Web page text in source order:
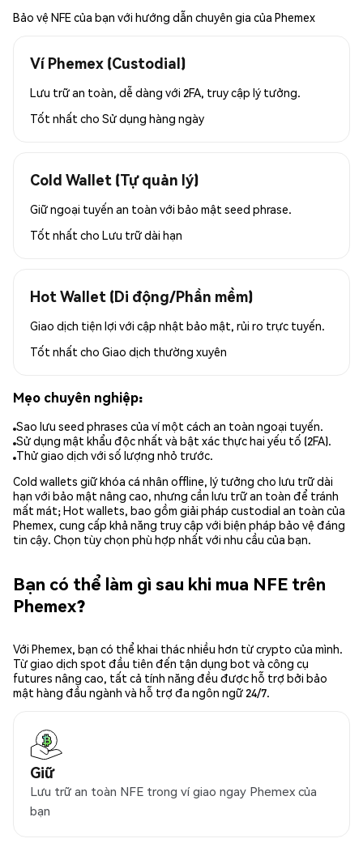
Bảo vệ NFE của bạn với hướng dẫn chuyên gia của Phemex
Ví Phemex (Custodial)
Lưu trữ an toàn, dễ dàng với 2FA, truy cập lý tưởng.
Tốt nhất cho Sử dụng hàng ngày
Cold Wallet (Tự quản lý)
Giữ ngoại tuyến an toàn với bảo mật seed phrase.
Tốt nhất cho Lưu trữ dài hạn
Hot Wallet (Di động/Phần mềm)
Giao dịch tiện lợi với cập nhật bảo mật, rủi ro trực tuyến.
Tốt nhất cho Giao dịch thường xuyên
Mẹo chuyên nghiệp:
Sao lưu seed phrases của ví một cách an toàn ngoại tuyến.
Sử dụng mật khẩu độc nhất và bật xác thực hai yếu tố (2FA).
Thử giao dịch với số lượng nhỏ trước.
Cold wallets giữ khóa cá nhân offline, lý tưởng cho lưu trữ dài
hạn với bảo mật nâng cao, nhưng cần lưu trữ an toàn để tránh
mất mát; Hot wallets, bao gồm giải pháp custodial an toàn của
Phemex, cung cấp khả năng truy cập với biện pháp bảo vệ đáng
tin cậy. Chọn tùy chọn phù hợp nhất với nhu cầu của bạn.
Bạn có thể làm gì sau khi mua NFE trên
Phemex?
Với Phemex, bạn có thể khai thác nhiều hơn từ crypto của mình.
Từ giao dịch spot đầu tiên đến tận dụng bot và công cụ
futures nâng cao, tất cả tính năng đều được hỗ trợ bởi bảo
mật hàng đầu ngành và hỗ trợ đa ngôn ngữ 24/7.
Giữ
Lưu trữ an toàn NFE trong ví giao ngay Phemex của
bạn